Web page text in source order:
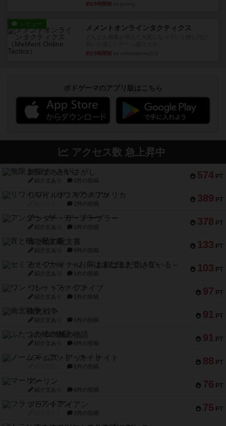
約19時間前
レビュー メメントオンラインタクティクス
約19時間前
ボドゲーマのアプリ版はこちら
アクセス数 急上昇中
574 PT
無限まちがいさがし
紹介文あり 2件の投稿
389 PT
リワイルド：サウスアメリカ
2件の投稿
378 PT
アンダー・ザ・テーブラー
紹介文あり 1件の投稿
133 PT
宵と暁の呪文書
紹介文あり 8件の投稿
103 PT
セミファイナル ～お前はまだ生きている～
紹介文あり 1件の投稿
97 PT
ワン・トゥ・ファイブ
紹介文あり 1件の投稿
91 PT
南北戦争
紹介文あり 1件の投稿
91 PT
ふたつの城の物語
紹介文あり 6件の投稿
88 PT
ノームズ・アット・ナイト
1件の投稿
76 PT
マーリン
紹介文あり 6件の投稿
75 PT
フラットアイアン
2件の投稿